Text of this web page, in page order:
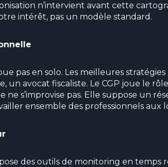
n’intervient avant cette
intérêt, pas un modèle standard.
pas en solo. Les meilleures
avocat fiscaliste. Le CGP joue le
ne s’improvise pas. Elle suppose un
ensemble des professionnels aux
des outils de monitoring en temps